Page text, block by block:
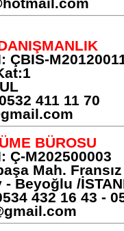
ÇBIS-
411 11 70
BÜROSU
Ç-M202500003
Mah.
Beyoğlu /
432 16 43 -